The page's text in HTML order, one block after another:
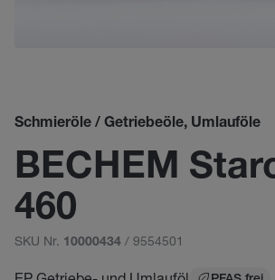
Schmieröle / Getriebeöle, Umlauföle
BECHEM
460
SKU Nr. 10000434 / 9554501